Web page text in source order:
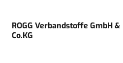
ROGG Verbandstoffe GmbH &
Co.KG